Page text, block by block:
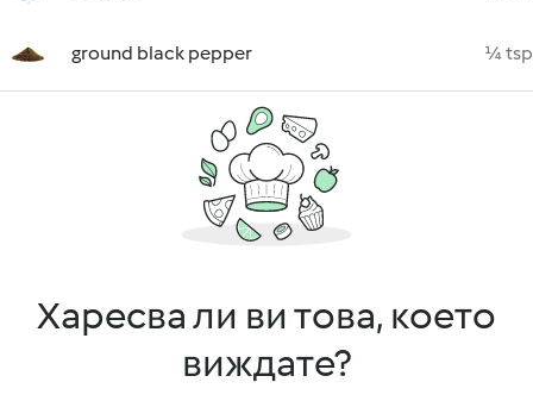
ground black pepper ¼ tsp
Харесва ли ви това, което
виждате?